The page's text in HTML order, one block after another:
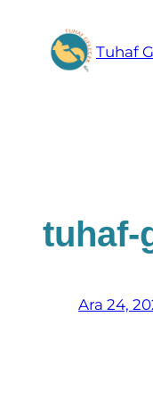
Tuhaf
tuhaf-
Ara 24,